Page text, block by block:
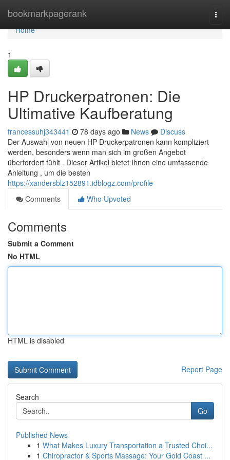
bookmarkpagerank
Home
Home
1
HP Druckerpatronen: Die
Ultimative Kaufberatung
francessuhj343441 78 days ago News
Discuss
Der Auswahl von neuen HP Druckerpatronen kann kompliziert
werden, besonders wenn man sich im großen Angebot
überfordert fühlt . Dieser Artikel bietet Ihnen eine umfassende
Anleitung , um die besten
https://xandersblz152891.idblogz.com/profile
Comments
Who Upvoted
Comments
Submit a Comment
No HTML
HTML is disabled
Report Page
Search
Go
Published News
1 What Makes Luxury Transportation a Trusted Choi...
1 Chiropractor & Sports Massage: Your Gold Coast ...